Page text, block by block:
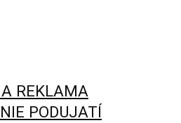
REKLAMA
PODUJATÍ